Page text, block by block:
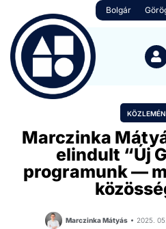
Bolgár
Marczinka
elindult “Új
programunk —
Marczinka Mátyás 2025.